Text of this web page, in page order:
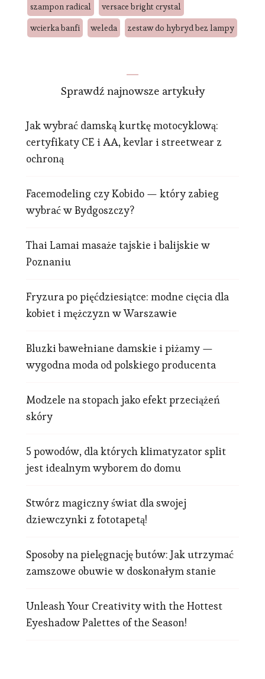
szampon radical
versace bright crystal
wcierka banfi
weleda zestaw do hybryd bez lampy
Sprawdź najnowsze artykuły
Jak wybrać damską kurtkę motocyklową:
certyfikaty CE i AA, kevlar i streetwear z
ochroną
Facemodeling czy Kobido — który zabieg
wybrać w Bydgoszczy?
Thai Lamai masaże tajskie i balijskie w
Poznaniu
Fryzura po pięćdziesiątce: modne cięcia dla
kobiet i mężczyzn w Warszawie
Bluzki bawełniane damskie i piżamy —
wygodna moda od polskiego producenta
Modzele na stopach jako efekt przeciążeń
skóry
5 powodów, dla których klimatyzator split
jest idealnym wyborem do domu
Stwórz magiczny świat dla swojej
dziewczynki z fototapetą!
Sposoby na pielęgnację butów: Jak utrzymać
zamszowe obuwie w doskonałym stanie
Unleash Your Creativity with the Hottest
Eyeshadow Palettes of the Season!